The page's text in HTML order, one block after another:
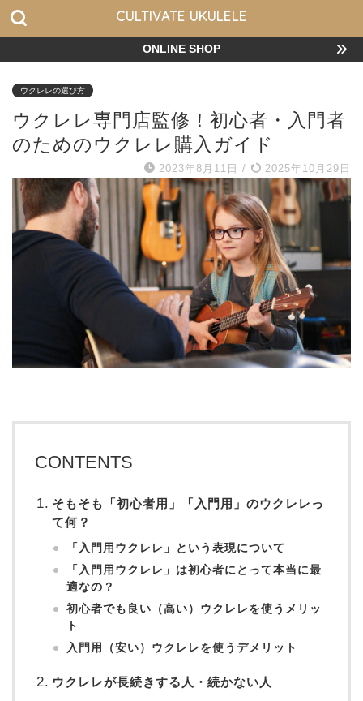
CULTIVATE UKULELE
ONLINE SHOP
ウクレレの選び方
ウクレレ専門店監修！初心者・入門者
のためのウクレレ購入ガイド
2023年8月11日 / 2025年10月29日
CONTENTS
そもそも「初心者用」 「入門用」 のウクレレっ
て何？
「入門用ウクレレ」という表現について
「入門用ウクレレ」は初心者にとって本当に最
適なの？
初心者でも良い（高い）ウクレレを使うメリッ
ト
入門用（安い）ウクレレを使うデメリット
ウクレレが長続きする人・続かない人